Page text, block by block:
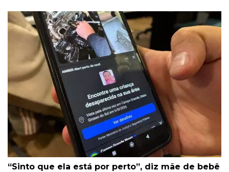
“Sinto que ela está por perto”, diz mãe de bebê